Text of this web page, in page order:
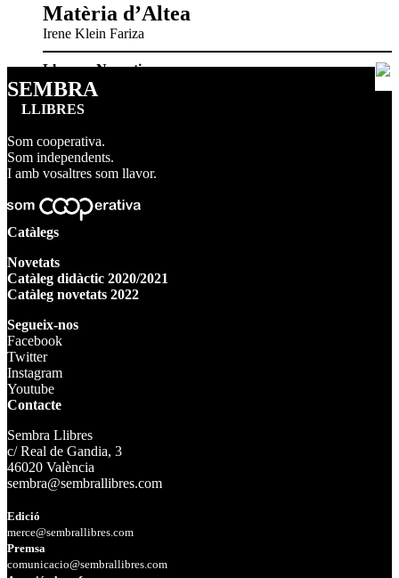
Matèria d’Altea
Irene Klein Fariza
Llavors,Narrativa
SEMBRA
LLIBRES
Som cooperativa.
Som independents.
I amb vosaltres som llavor.
Catàlegs
Novetats
Catàleg didàctic 2020/2021
Catàleg novetats 2022
Segueix-nos
Facebook
Twitter
Instagram
Youtube
Contacte
Sembra Llibres
c/ Real de Gandia, 3
46020 València
sembra@sembrallibres.com
Edició
merce@sembrallibres.com
Premsa
comunicacio@sembrallibres.com